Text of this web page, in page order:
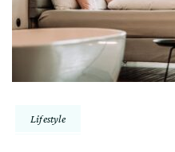
Lifestyle